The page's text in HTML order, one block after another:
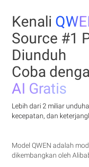
Kenali
Source #1
Diunduh
Coba
AI Gratis
Lebih dari 2 miliar
kecepatan, dan
Model QWEN adalah
dikembangkan oleh